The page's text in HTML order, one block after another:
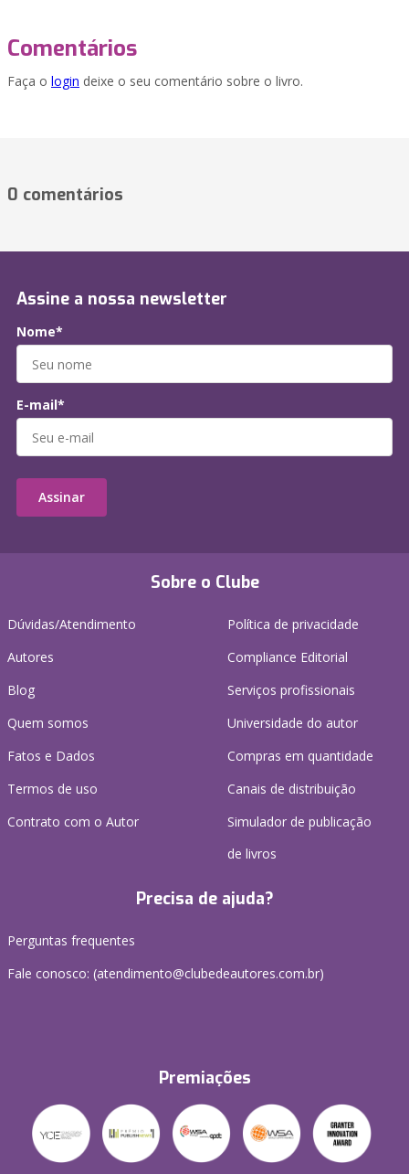
Comentários
Faça o login deixe o seu comentário sobre o livro.
0 comentários
Sobre o Clube
Dúvidas/Atendimento
Autores
Blog
Quem somos
Fatos e Dados
Termos de uso
Contrato com o Autor
Política de privacidade
Compliance Editorial
Serviços profissionais
Universidade do autor
Compras em quantidade
Canais de distribuição
Simulador de publicação
de livros
Precisa de ajuda?
Perguntas frequentes
Fale conosco: (atendimento@clubedeautores.com.br)
Premiações
Assine a nossa newsletter
Nome*
E-mail*
Assinar